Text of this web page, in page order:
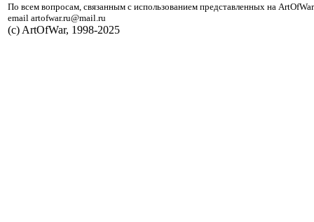
По всем вопросам, связанным с использованием представленных на
email artofwar.ru@mail.ru
(с) ArtOfWar, 1998-2025